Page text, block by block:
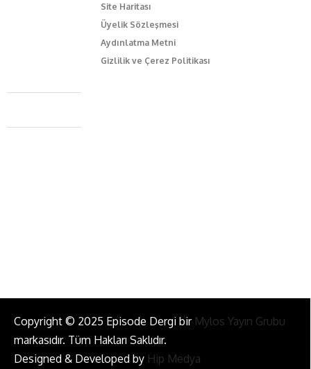
Site Haritası
Üyelik Sözleşmesi
Aydınlatma Metni
Gizlilik ve Çerez Politikası
Caferağa Mah. Dr. Şakir Paşa Sok. No3/A Kadıköy İstanbul
+90 543 345 46 00
Copyright © 2025 Episode Dergi bir Mylos Yayın Grubu
markasıdır. Tüm Hakları Saklıdır.
Designed & Developed by Hip Medya